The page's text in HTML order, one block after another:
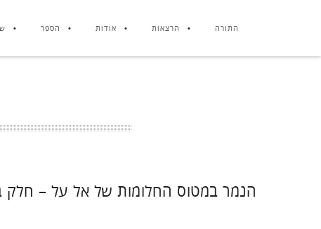
התורה הרצאות אודות הספר
הנמר במטוס החלומות של אל על – חלק